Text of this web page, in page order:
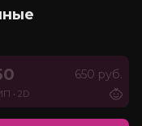
650 руб.
• 2D